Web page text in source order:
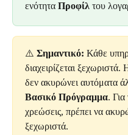
ενότητα Προφίλ του
⚠️ Σημαντικό: Κάθε
διαχειρίζεται
δεν ακυρώνει αυτόματα
Βασικό Πρόγραμμα.
χρεώσεις, πρέπει να
ξεχωριστά.